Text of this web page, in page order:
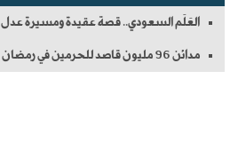
العَلَم السعودي.. قصة عقيدة ومسيرة عدل
مدائن 96 مليون قاصد للحرمين في رمضان 2026